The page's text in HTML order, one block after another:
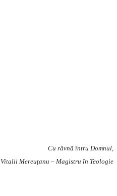
Cu râvnă întru Domnul,
Vitalii Mereuţanu – Magistru în Teologie